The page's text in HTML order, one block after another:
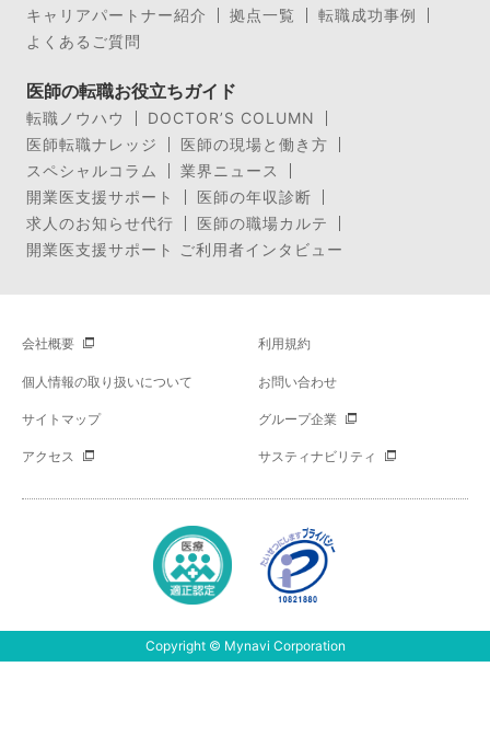
キャリアパートナー紹介
拠点一覧
転職成功事例
よくあるご質問
医師の転職お役立ちガイド
転職ノウハウ
DOCTOR’S COLUMN
医師転職ナレッジ
医師の現場と働き方
スペシャルコラム
業界ニュース
開業医支援サポート
医師の年収診断
求人のお知らせ代行
医師の職場カルテ
開業医支援サポート ご利用者インタビュー
会社概要 利用規約
個人情報の取り扱いについて お問い合わせ
サイトマップ グループ企業
アクセス サスティナビリティ
Copyright © Mynavi Corporation